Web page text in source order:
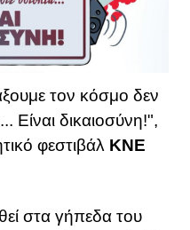
τον κόσμο δεν
Είναι δικαιοσύνη!",
φεστιβάλ ΚΝΕ
στα γήπεδα του